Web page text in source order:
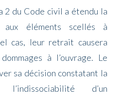
2 du Code civil a étendu la
aux éléments scellés à
cas, leur retrait causera
à l’ouvrage. Le
sa décision constatant la
d’un